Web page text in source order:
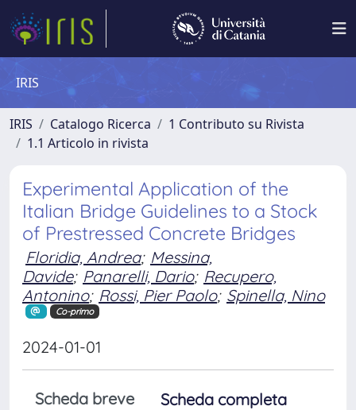
IRIS
IRIS Catalogo Ricerca
1 Contributo su Rivista
1.1 Articolo in rivista
Experimental Application of the
Italian Bridge Guidelines to a Stock
of Prestressed Concrete Bridges
Floridia, Andrea; Messina,
Davide; Panarelli, Dario; Recupero,
Antonino; Rossi, Pier Paolo; Spinella, Nino
Co-primo
2024-01-01
Scheda breve
Scheda completa